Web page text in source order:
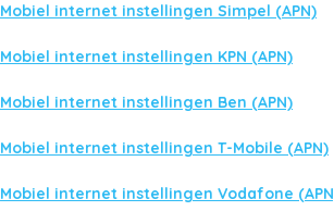
Mobiel internet instellingen Simpel (APN)
Mobiel internet instellingen KPN (APN)
Mobiel internet instellingen Ben (APN)
Mobiel internet instellingen T-Mobile (APN)
Mobiel internet instellingen Vodafone